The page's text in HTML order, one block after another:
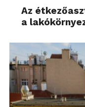
Az
a